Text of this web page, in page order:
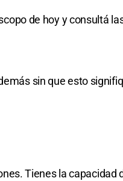
de hoy y consultá
sin que esto
Tienes la capacidad